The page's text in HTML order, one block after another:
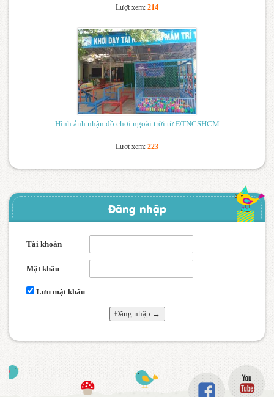
Lượt xem: 214
Hình ảnh nhận đồ chơi ngoài trời từ ĐTNCSHCM
Lượt xem: 223
Đăng nhập
Tài khoản
Mật khẩu
Lưu mật khẩu